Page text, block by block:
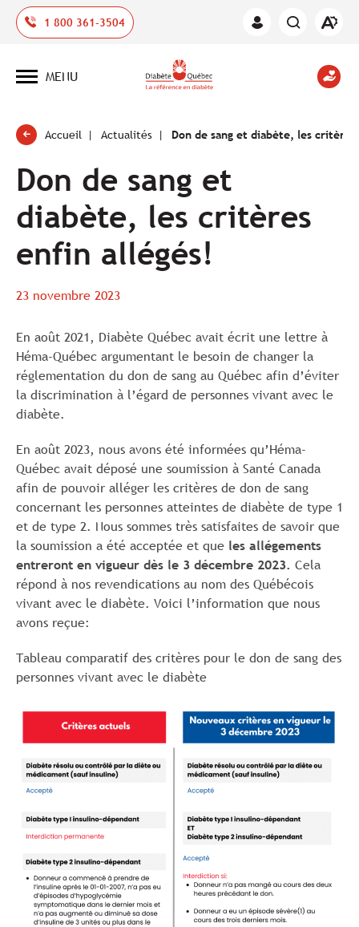
1 800 361-3504
Espace
Ouvrir
Ouvrir
site
MENU
Accueil Actualités Don de sang et diabète, les
Don de sang et
diabète, les critères
enfin allégés!
23 novembre 2023
En août 2021, Diabète Québec avait écrit une lettre à
Héma-Québec argumentant le besoin de changer la
réglementation du don de sang au Québec afin d’éviter
la discrimination à l’égard de personnes vivant avec le
diabète.
En août 2023, nous avons été informées qu’Héma-
Québec avait déposé une soumission à Santé Canada
afin de pouvoir alléger les critères de don de sang
concernant les personnes atteintes de diabète de type 1
et de type 2. Nous sommes très satisfaites de savoir que
la soumission a été acceptée et que les allégements
entreront en vigueur dès le 3 décembre 2023. Cela
répond à nos revendications au nom des Québécois
vivant avec le diabète. Voici l’information que nous
avons reçue:
Tableau comparatif des critères pour le don de sang des
personnes vivant avec le diabète